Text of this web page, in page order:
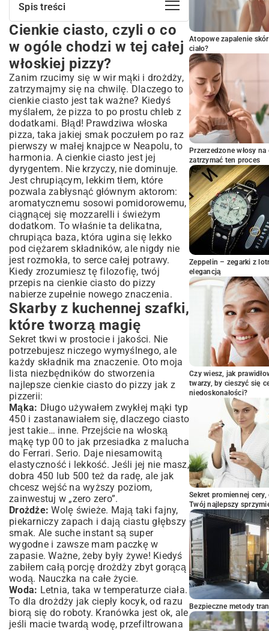
Spis treści
Cienkie ciasto, czyli o co w ogóle chodzi
w tej całej włoskiej pizzy?
Skarby z kuchennej szafki, które tworzą
magię
Przepis, który nigdy nie zawodzi (na 2-3
pizze)
Krok 1: Pobudka dla drożdży
Krok 2: Mieszanie i wyrabianie, czyli mały
trening
Krok 3: Czas na odpoczynek
Krok 4: Delikatne traktowanie
Pizza Haki na Różne Okazje
Gdy czas goni: szybki przepis na cienkie
ciasto do pizzy
Gdy drożdży brak: cienkie ciasto do pizzy
bez drożdży przepis
Pizza z patelni? A czemu nie!
Gdy dopada lenistwo: cienkie ciasto do
pizzy Thermomix przepis
Od kulki ciasta do chrupiącego placka
Ręce precz od wałka!
Piekarnik jak wulkan
Mniej znaczy więcej
Czego unikać – czyli moje błędy na tacy
Twoja domowa pizzeria jest już otwarta!
Cienkie ciasto, czyli o co
w ogóle chodzi w tej całej
włoskiej pizzy?
Zanim rzucimy się w wir mąki i drożdży,
zatrzymajmy się na chwilę. Dlaczego to
cienkie ciasto jest tak ważne? Kiedyś
myślałem, że pizza to po prostu chleb z
dodatkami. Błąd! Prawdziwa włoska
pizza, taka jakiej smak poczułem po raz
pierwszy w małej knajpce w Neapolu, to
harmonia. A cienkie ciasto jest jej
dyrygentem. Nie krzyczy, nie dominuje.
Jest chrupiącym, lekkim tłem, które
pozwala zabłysnąć głównym aktorom:
aromatycznemu sosowi pomidorowemu,
ciągnącej się mozzarelli i świeżym
dodatkom. To właśnie ta delikatna,
chrupiąca baza, która ugina się lekko
pod ciężarem składników, ale nigdy nie
jest rozmokła, to serce całej potrawy.
Kiedy zrozumiesz tę filozofię, twój
przepis na cienkie ciasto do pizzy
nabierze zupełnie nowego znaczenia.
Skarby z kuchennej szafki,
które tworzą magię
Sekret tkwi w prostocie i jakości. Nie
potrzebujesz niczego wymyślnego, ale
każdy składnik ma znaczenie. Oto moja
lista niezbędników do stworzenia
najlepsze cienkie ciasto do pizzy jak z
pizzerii:
Mąka: Długo używałem zwykłej mąki typ
450 i zastanawiałem się, dlaczego ciasto
jest takie… inne. Przejście na włoską
mąkę typ 00 to jak przesiadka z malucha
do Ferrari. Serio. Daje niesamowitą
elastyczność i lekkość. Jeśli jej nie masz,
dobra 450 lub 500 też da radę, ale jak
chcesz wejść na wyższy poziom,
zainwestuj w „zero zero”.
Drożdże: Wolę świeże. Mają taki fajny,
piekarniczy zapach i dają ciastu głębszy
smak. Ale suche instant są super
wygodne i zawsze mam paczkę w
zapasie. Ważne, żeby były żywe! Kiedyś
zabiłem całą porcję drożdży zbyt gorącą
wodą. Nauczka na całe życie.
Woda: Letnia, taka w temperaturze ciała.
To dla drożdży jak ciepły kocyk, od razu
biorą się do roboty. Kranówka jest ok, ale
jeśli macie twardą wodę, przefiltrowana
Atopowe zapalenie
ciało?
Przerzedzone włosy
zatrzymać ten proces
Zeppelin – zegarki z
elegancją
Czy wiesz, jak
twarzy, by cieszyć się
niedoskonałości?
Sekret promiennej
Twój najlepszy
Bezpieczne metody